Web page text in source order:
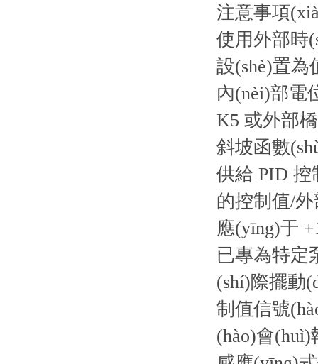
注意事項
使用外部時
設(shè)置為
內(nèi)部電
K5 或外部
斜坡函數
供給 PID
的控制值/
應(yīng)于
已專為特定
(shí)際擺動
制值信號
(hào)會